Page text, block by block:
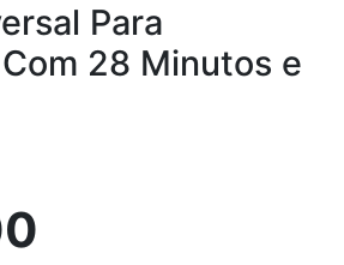
Para
28 Minutos e